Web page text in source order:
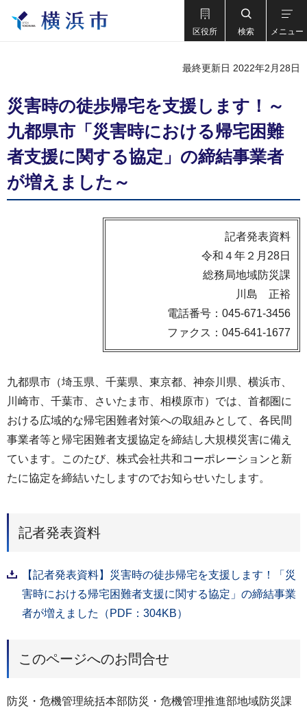
区役所 検索 メニュー
最終更新日 2022年2月28日
災害時の徒歩帰宅を支援します！～
九都県市「災害時における帰宅困難
者支援に関する協定」の締結事業者
が増えました～
記者発表資料
令和４年２月28日
総務局地域防災課
川島 正裕
電話番号：045-671-3456
ファクス：045-641-1677
九都県市（埼玉県、千葉県、東京都、神奈川県、横浜市、
川崎市、千葉市、さいたま市、相模原市）では、首都圏に
おける広域的な帰宅困難者対策への取組みとして、各民間
事業者等と帰宅困難者支援協定を締結し大規模災害に備え
ています。このたび、株式会社共和コーポレーションと新
たに協定を締結いたしますのでお知らせいたします。
記者発表資料
【記者発表資料】災害時の徒歩帰宅を支援します！「災
害時における帰宅困難者支援に関する協定」の締結事業
者が増えました（PDF：304KB）
このページへのお問合せ
防災・危機管理統括本部防災・危機管理推進部地域防災課